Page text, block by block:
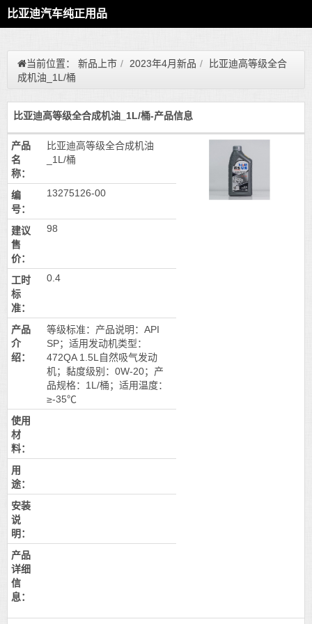
比亚迪汽车纯正用品
当前位置： 新品上市 / 2023年4月新品 /
比亚迪高等级全合
成机油_1L/桶
比亚迪高等级全合成机油_1L/桶-产品信息
产品
名
称：
比亚迪高等级全合成机油
_1L/桶
编
号：
13275126-00
建议
售
价：
98
工时
标
准：
0.4
产品
介
绍：
等级标准：产品说明：API
SP；适用发动机类型：
472QA 1.5L自然吸气发动
机；黏度级别：0W-20；产
品规格：1L/桶；适用温度：
≥-35℃
使用
材
料：
用
途：
安装
说
明：
产品
详细
信
息：